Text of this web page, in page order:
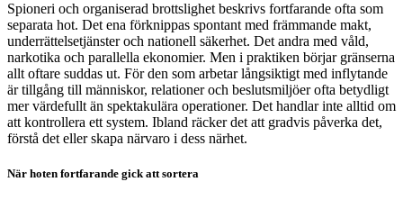
Spioneri och organiserad brottslighet beskrivs fortfarande ofta som
separata hot. Det ena förknippas spontant med främmande makt,
underrättelsetjänster och nationell säkerhet. Det andra med våld,
narkotika och parallella ekonomier. Men i praktiken börjar gränserna
allt oftare suddas ut. För den som arbetar långsiktigt med inflytande
är tillgång till människor, relationer och beslutsmiljöer ofta betydligt
mer värdefullt än spektakulära operationer. Det handlar inte alltid om
att kontrollera ett system. Ibland räcker det att gradvis påverka det,
förstå det eller skapa närvaro i dess närhet.
När hoten fortfarande gick att sortera